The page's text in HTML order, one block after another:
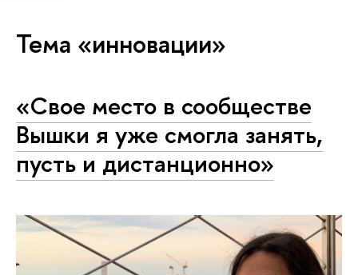
Тема «инновации»
«Свое место в сообществе
Вышки я уже смогла занять,
пусть и дистанционно»